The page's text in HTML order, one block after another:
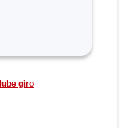
giro